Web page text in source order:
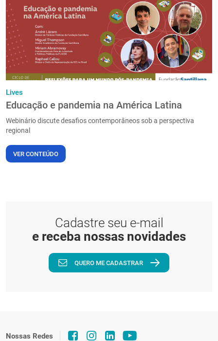
PT
Lives
Educação e pandemia na América Latina
Webinário discute desafios contemporâneos sob a perspectiva
regional
VER CONTEÚDO
Cadastre seu e-mail
e receba nossas novidades
QUERO ME CADASTRAR
Nossas Redes